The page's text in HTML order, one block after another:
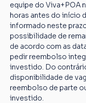
equipe do Viva+POA
horas antes do início
informado neste
possibilidade de
de acordo com as
pedir reembolso
investido. Do
disponibilidade de
reembolso de parte
investido.